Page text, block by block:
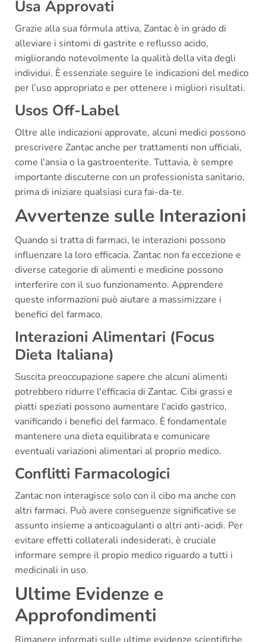
Usa Approvati
Grazie alla sua fórmula attiva, Zantac è in grado di
alleviare i sintomi di gastrite e reflusso acido,
migliorando notevolmente la qualità della vita degli
individui. È essenziale seguire le indicazioni del medico
per l’uso appropriato e per ottenere i migliori risultati.
Usos Off-Label
Oltre alle indicazioni approvate, alcuni medici possono
prescrivere Zantac anche per trattamenti non ufficiali,
come l'ansia o la gastroenterite. Tuttavia, è sempre
importante discuterne con un professionista sanitario,
prima di iniziare qualsiasi cura fai-da-te.
Avvertenze sulle Interazioni
Quando si tratta di farmaci, le interazioni possono
influenzare la loro efficacia. Zantac non fa eccezione e
diverse categorie di alimenti e medicine possono
interferire con il suo funzionamento. Apprendere
queste informazioni può aiutare a massimizzare i
benefici del farmaco.
Interazioni Alimentari (Focus
Dieta Italiana)
Suscita preoccupazione sapere che alcuni alimenti
potrebbero ridurre l'efficacia di Zantac. Cibi grassi e
piatti speziati possono aumentare l'acido gastrico,
vanificando i benefici del farmaco. È fondamentale
mantenere una dieta equilibrata e comunicare
eventuali variazioni alimentari al proprio medico.
Conflitti Farmacologici
Zantac non interagisce solo con il cibo ma anche con
altri farmaci. Può avere conseguenze significative se
assunto insieme a anticoagulanti o altri anti-acidi. Per
evitare effetti collaterali indesiderati, è cruciale
informare sempre il propio medico riguardo a tutti i
medicinali in uso.
Ultime Evidenze e
Approfondimenti